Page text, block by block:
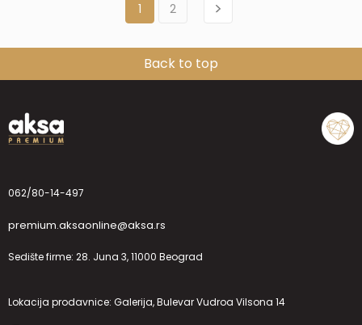
1 2
Back to top
062/80-14-497
premium.aksaonline@aksa.rs
Sedište firme: 28. Juna 3, 11000 Beograd
Lokacija prodavnice: Galerija, Bulevar Vudroa Vilsona 14